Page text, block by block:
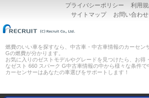
プライバシーポリシー
利用
サイトマップ
お問い合わせ
燃費のいい車を探すなら、中古車・中古車情報のカーセン
Gの燃費が分かります。
お気に入りのゼストモデルやグレードを見つけたら、お得
なゼスト 660 スパーク G中古車情報の中から様々な条件で
カーセンサーはあなたの車選びをサポートします！